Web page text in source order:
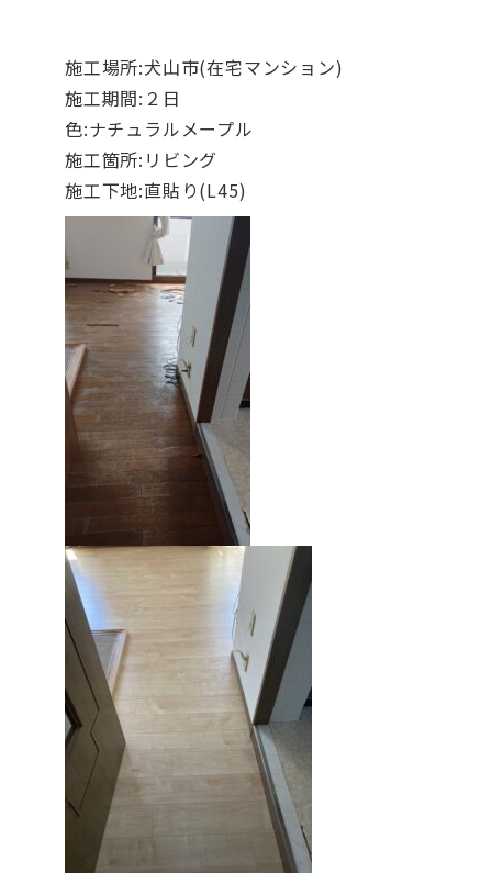
施工場所:犬山市(在宅マンション)
施工期間:２日
色:ナチュラルメープル
施工箇所:リビング
施工下地:直貼り(L45)